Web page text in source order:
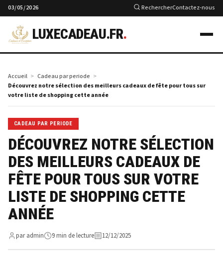
03/05/2026 RechercherContactez-nous
LUXECADEAU.FR.
Accueil
Cadeau par periode
Découvrez notre sélection des meilleurs cadeaux de fête pour tous sur
votre liste de shopping cette année
CADEAU PAR PERIODE
DÉCOUVREZ NOTRE SÉLECTION
DES MEILLEURS CADEAUX DE
FÊTE POUR TOUS SUR VOTRE
LISTE DE SHOPPING CETTE
ANNÉE
par admin 9 min de lecture 12/12/2025